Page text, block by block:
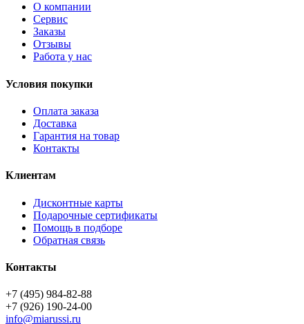
О компании
Сервис
Заказы
Отзывы
Работа у нас
Условия покупки
Оплата заказа
Доставка
Гарантия на товар
Контакты
Клиентам
Дисконтные карты
Подарочные сертификаты
Помощь в подборе
Обратная связь
Контакты
+7 (495) 984-82-88
+7 (926) 190-24-00
info@miarussi.ru